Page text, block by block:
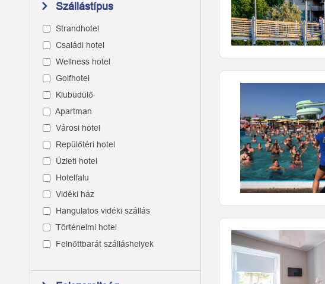
Szállástípus
Strandhotel
Családi hotel
Wellness hotel
Golfhotel
Klubüdülő
Apartman
Városi hotel
Repülőtéri hotel
Üzleti hotel
Hotelfalu
Vidéki ház
Hangulatos vidéki szállás
Történelmi hotel
Felnőttbarát szálláshelyek